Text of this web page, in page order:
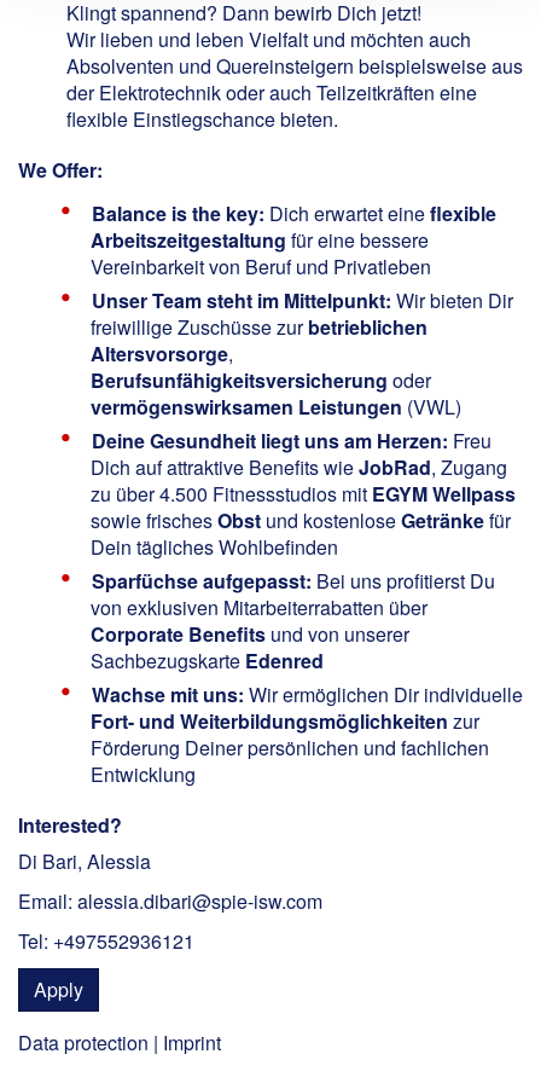
Klingt spannend? Dann bewirb Dich jetzt!
Wir lieben und leben Vielfalt und möchten auch
Absolventen und Quereinsteigern beispielsweise aus
der Elektrotechnik oder auch Teilzeitkräften eine
flexible Einstiegschance bieten.
We Offer:
Balance is the key: Dich erwartet eineflexible
Arbeitszeitgestaltung für eine bessere
Vereinbarkeit von Beruf und Privatleben
Unser Team steht im Mittelpunkt: Wir bieten Dir
freiwillige Zuschüsse zurbetrieblichen
Altersvorsorge,
Berufsunfähigkeitsversicherung oder
vermögenswirksamen Leistungen (VWL)
Deine Gesundheit liegt uns am Herzen: Freu
Dich auf attraktive Benefits wieJobRad, Zugang
zu über 4.500 Fitnessstudios mit EGYM Wellpass
sowie frischesObst und kostenloseGetränkefür
Dein tägliches Wohlbefinden
Sparfüchse aufgepasst: Bei uns profitierst Du
von exklusiven Mitarbeiterrabatten über
Corporate Benefits und von unserer
Sachbezugskarte Edenred
Wachse mit uns: Wir ermöglichen Dir individuelle
Fort- und Weiterbildungsmöglichkeiten zur
Förderung Deiner persönlichen und fachlichen
Entwicklung
Interested?
Di Bari, Alessia
Email: alessia.dibari@spie-isw.com
Tel: +497552936121
Apply
Data protection | Imprint